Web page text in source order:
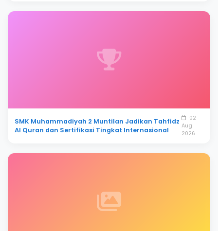
SMK Muhammadiyah 2 Muntilan Jadikan Tahfidz
Al Quran dan Sertifikasi Tingkat Internasional
02
Aug
2026